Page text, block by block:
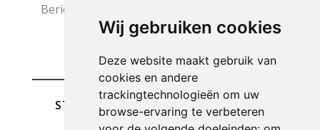
Wij gebruiken cookies
Deze website maakt gebruik van
cookies en andere
trackingtechnologieën om uw
browse-ervaring te verbeteren
STUREN